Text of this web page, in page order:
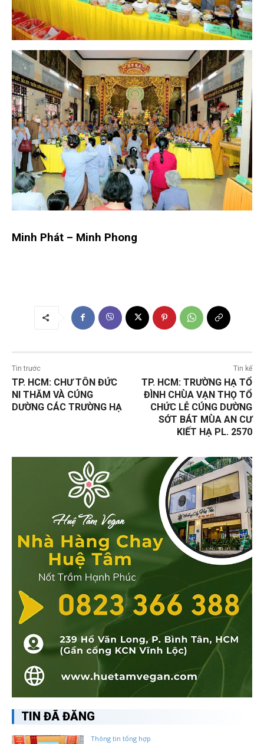
Minh Phát – Minh Phong
Tin trước
TP. HCM: CHƯ TÔN ĐỨC
NI THĂM VÀ CÚNG
DƯỜNG CÁC TRƯỜNG HẠ
Tin kế
TP. HCM: TRƯỜNG HẠ TỔ
ĐÌNH CHÙA VẠN THỌ TỔ
CHỨC LỄ CÚNG DƯỜNG
SỚT BÁT MÙA AN CƯ
KIẾT HẠ PL. 2570
TIN ĐÃ ĐĂNG
Thông tin tổng hợp